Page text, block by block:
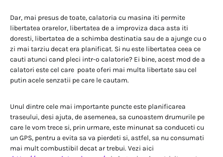
Dar, mai presus de toate, calatoria cu masina iti permite
libertatea orarelor, libertatea de a improviza daca asta iti
doresti, libertatea de a schimba destinatia sau de a ajunge cu o
zi mai tarziu decat era planificat. Si nu este libertatea ceea ce
cauti atunci cand pleci intr-o calatorie? Ei bine, acest mod de a
calatori este cel care poate oferi mai multa libertate sau cel
putin acele senzatii pe care le cautam.
Unul dintre cele mai importante puncte este planificarea
traseului, desi ajuta, de asemenea, sa cunoastem drumurile pe
care le vom trece si, prin urmare, este minunat sa conduceti cu
un GPS, pentru a evita sa va pierdeti si, astfel, sa nu consumati
mai mult combustibil decat ar trebui. Vezi aici